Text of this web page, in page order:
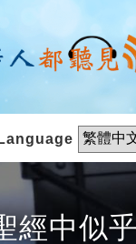
Language
經中似